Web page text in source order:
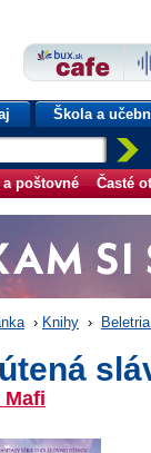
Škola a
a poštovné Časté
› Knihy ›
Mafi